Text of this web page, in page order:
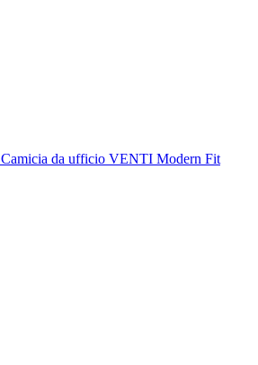
Camicia da ufficio VENTI Modern Fit